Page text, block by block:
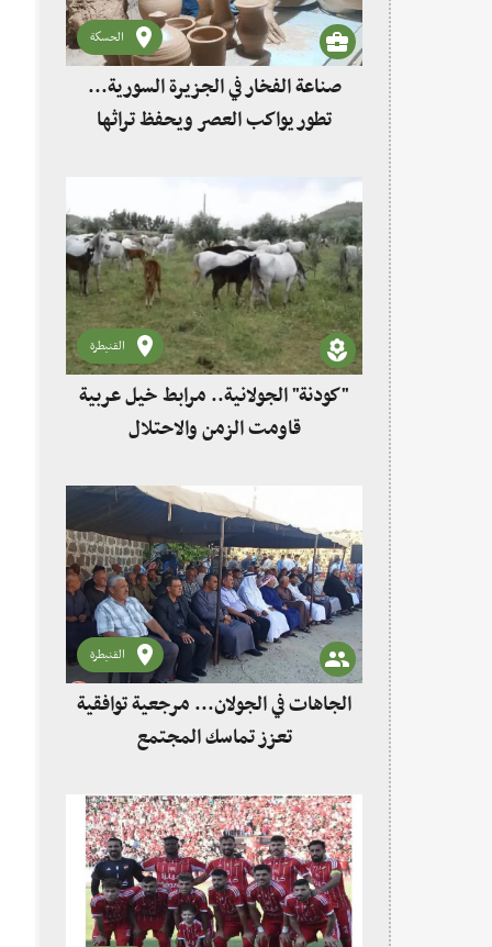
الحسكة
صناعة الفخار في الجزيرة السورية...
تطور يواكب العصر ويحفظ تراثها
القنيطرة
"كودنة" الجولانية.. مرابط خيل عربية
قاومت الزمن والاحتلال
القنيطرة
الجاهات في الجولان... مرجعية توافقية
تعزز تماسك المجتمع